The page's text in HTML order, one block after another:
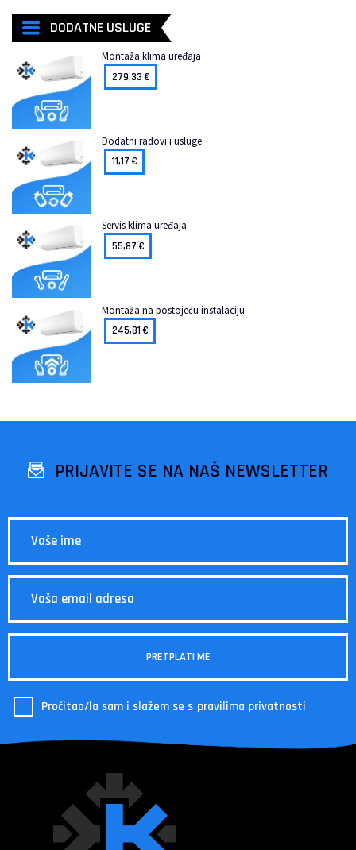
DODATNE USLUGE
Montaža klima uređaja
279,33€
Dodatni radovi i usluge
11,17€
Servis klima uređaja
55,87€
Montaža na postojeću instalaciju
245,81€
PRIJAVITE SE NA NAŠ NEWSLETTER
Pročitao/la sam i slažem se s pravilima privatnosti